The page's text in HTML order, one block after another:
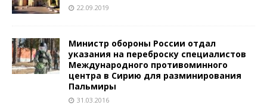
22.09.2019
Министр обороны России отдал
указания на переброску специалистов
Международного противоминного
центра в Сирию для разминирования
Пальмиры
31.03.2016